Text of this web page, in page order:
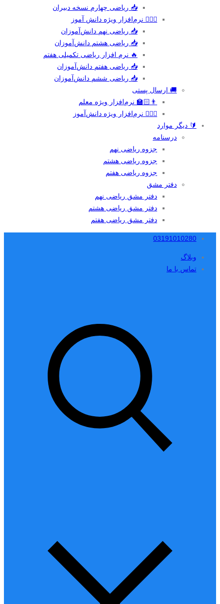
📥 ریاضی چهارم نسخه دبیران
🙋🏻‍♂️ نرم‌افزار ویژه دانش آموز
📥 ریاضی نهم دانش‌آموزان
📥 ریاضی هشتم دانش‌آموزان
🔥 نرم افزار ریاضی تکمیلی هفتم
📥 ریاضی هفتم دانش‌آموزان
📥 ریاضی ششم دانش‌آموزان
🚚 ارسال پستی
👨🏻‍🏫 نرم‌افزار ویژه معلم
🙋🏻‍♂️ نرم‌افزار ویژه دانش‌آموز
🔰 دیگر موارد
درسنامه
جزوه ریاضی نهم
جزوه ریاضی هشتم
جزوه ریاضی هفتم
دفتر مشق
دفتر مشق ریاضی نهم
دفتر مشق ریاضی هشتم
دفتر مشق ریاضی هفتم
03191010280
وبلاگ
تماس با ما